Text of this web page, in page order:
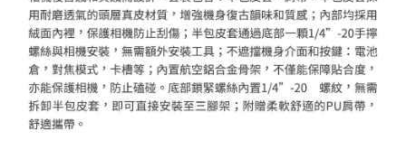
購買商品的店家。未經商家同意取消之訂單仍視為有效，需透過AFTEE先享
後付繳納相關費用。
※ 交易是否成功請以「AFTEE先享後付 」之結帳頁面顯示為準，若有關於
是否繳費成功／繳費後需取消欲退款等相關疑問，請聯繫「AFTEE先享後付
客戶支援中心」https://netprotections.freshdesk.com/support/home
【注意事項】
１．透過由恩沛科技股份有限公司提供之「AFTEE先享後付」服務完成之交
每筆NT$60，滿NT$399(含以上)免運費
宅配
每筆NT$75，滿NT$399(含以上)免運費
付款後門市自取
免運費